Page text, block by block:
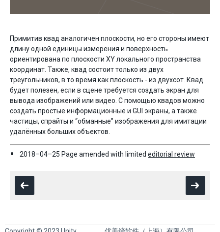
Примитив квад аналогичен плоскости, но его стороны имеют
длину одной единицы измерения и поверхность
ориентирована по плоскости XY локального пространства
координат. Также, квад состоит только из двух
треугольников, в то время как плоскость - из двухсот. Квад
будет полезен, если в сцене требуется создать экран для
вывода изображений или видео. С помощью квадов можно
создать простые информационные и GUI экраны, а также
частицы, спрайты и “обманные” изображения для имитации
удалённых больших объектов.
2018–04–25 Page amended with limited editorial review